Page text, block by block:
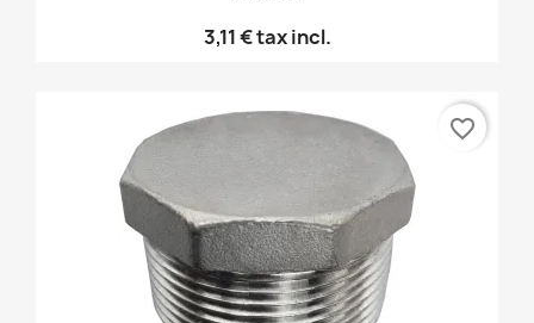
3,11 €tax incl.
favorite_border